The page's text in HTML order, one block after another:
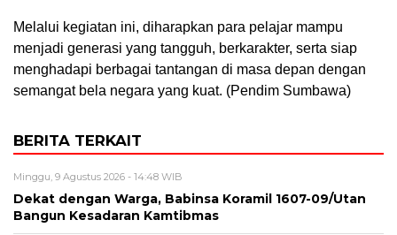
Melalui kegiatan ini, diharapkan para pelajar mampu
menjadi generasi yang tangguh, berkarakter, serta siap
menghadapi berbagai tantangan di masa depan dengan
semangat bela negara yang kuat. (Pendim Sumbawa)
BERITA TERKAIT
Minggu, 9 Agustus 2026 - 14:48 WIB
‎Dekat dengan Warga, Babinsa Koramil 1607-09/Utan
Bangun Kesadaran Kamtibmas